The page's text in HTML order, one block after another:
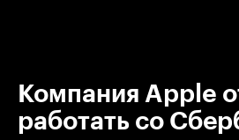
Компания Apple
работать со